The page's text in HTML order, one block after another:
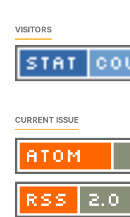
VISITORS
CURRENT ISSUE